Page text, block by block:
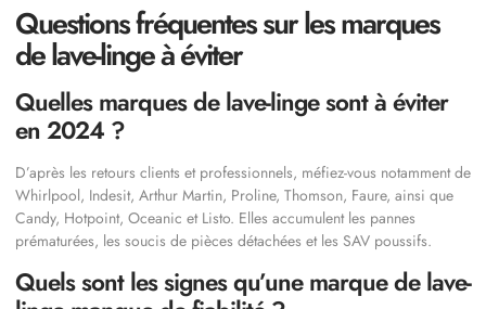
Questions fréquentes sur les marques
de lave-linge à éviter
Quelles marques de lave-linge sont à éviter
en 2024 ?
D’après les retours clients et professionnels, méfiez-vous notamment de
Whirlpool, Indesit, Arthur Martin, Proline, Thomson, Faure, ainsi que
Candy, Hotpoint, Oceanic et Listo. Elles accumulent les pannes
prématurées, les soucis de pièces détachées et les SAV poussifs.
Quels sont les signes qu’une marque de lave-